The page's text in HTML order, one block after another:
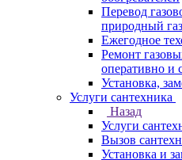
Перевод
природный газ
Ежегодное
Ремонт
оперативно и
Установка,
Услуги сантехника
Назад
Услуги
Вызов
Установка и